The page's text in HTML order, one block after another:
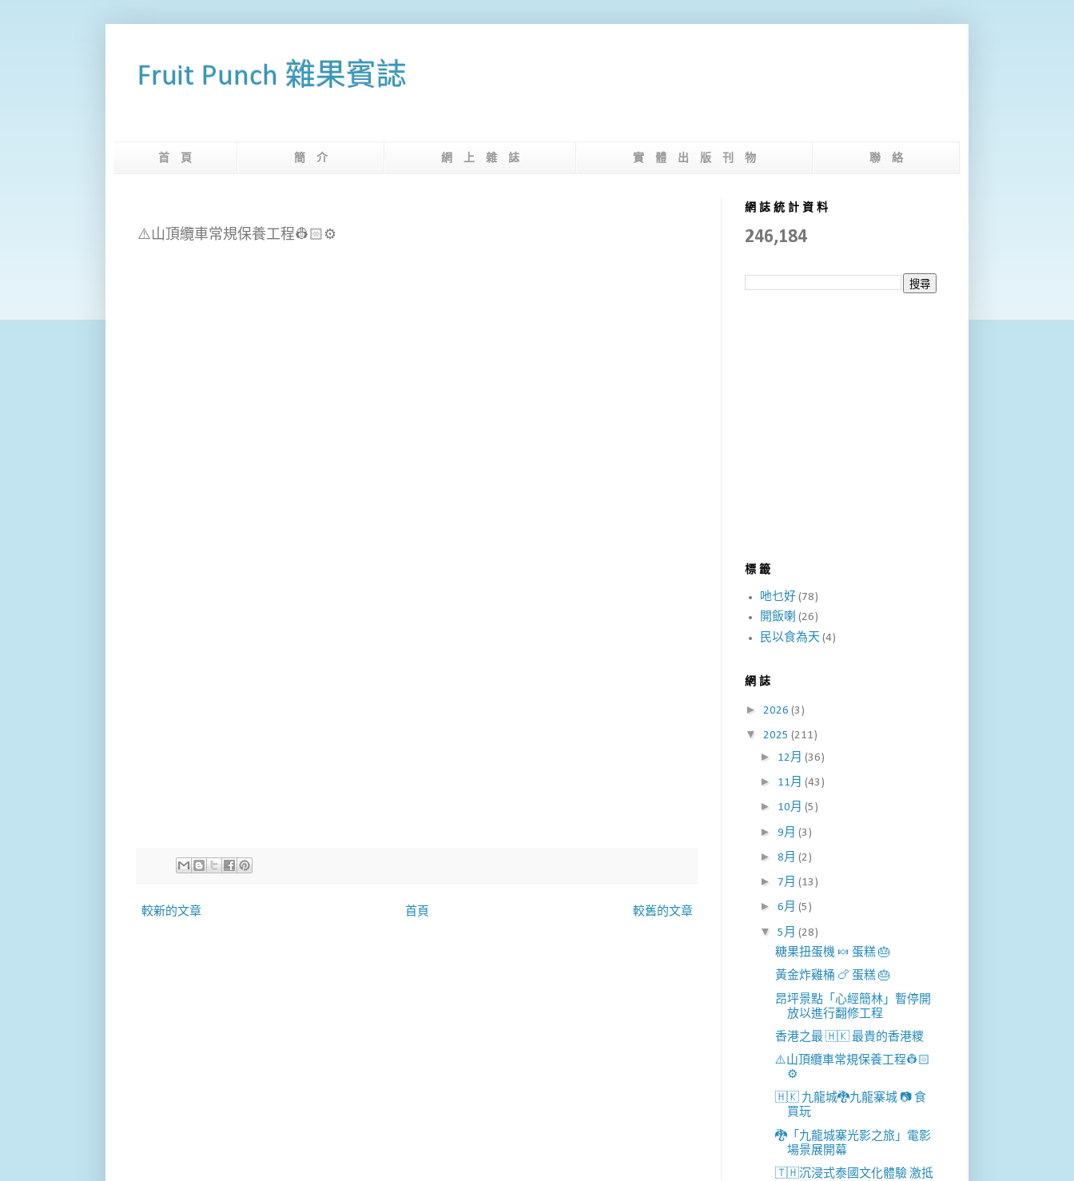
Fruit Punch 雜果賓誌
首 頁 簡 介 網 上 雜 誌 實 體 出 版 刊 物 聯 絡
⚠️山頂纜車常規保養工程👷🏻⚙️
較新的文章 較舊的文章
首頁
網 誌 統 計 資 料
246,184
標 籤
吔乜好 (78)
開飯喇 (26)
民以食為天 (4)
網 誌
► 2026 (3)
▼ 2025 (211)
► 12月 (36)
► 11月 (43)
► 10月 (5)
► 9月 (3)
► 8月 (2)
► 7月 (13)
► 6月 (5)
▼ 5月 (28)
糖果扭蛋機 🍬 蛋糕 🎂
黃金炸雞桶 🍗 蛋糕 🎂
昂坪景點「心經簡林」暫停開
放以進行翻修工程
香港之最 🇭🇰 最貴的香港糭
⚠️山頂纜車常規保養工程👷🏻
⚙️
🇭🇰 九龍城🐉九龍寨城 📷 食
買玩
🐉「九龍城寨光影之旅」電影
場景展開幕
🇹🇭沉浸式泰國文化體驗 激抵